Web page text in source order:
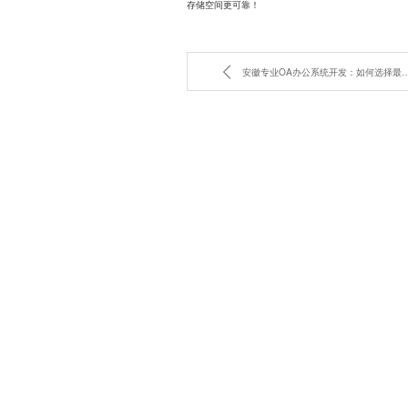
存储空间更可靠！
安徽专业OA办公系统开发：如何选择最适合的办公自动化解决方案？